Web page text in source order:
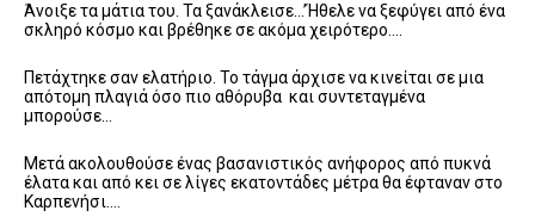
Άνοιξε τα μάτια του. Τα ξανάκλεισε…’Ήθελε να ξεφύγει από ένα
σκληρό κόσμο και βρέθηκε σε ακόμα χειρότερο….
Πετάχτηκε σαν ελατήριο. Το τάγμα άρχισε να κινείται σε μια
απότομη πλαγιά όσο πιο αθόρυβα και συντεταγμένα
μπορούσε…
Μετά ακολουθούσε ένας βασανιστικός ανήφορος από πυκνά
έλατα και από κει σε λίγες εκατοντάδες μέτρα θα έφταναν στο
Καρπενήσι….